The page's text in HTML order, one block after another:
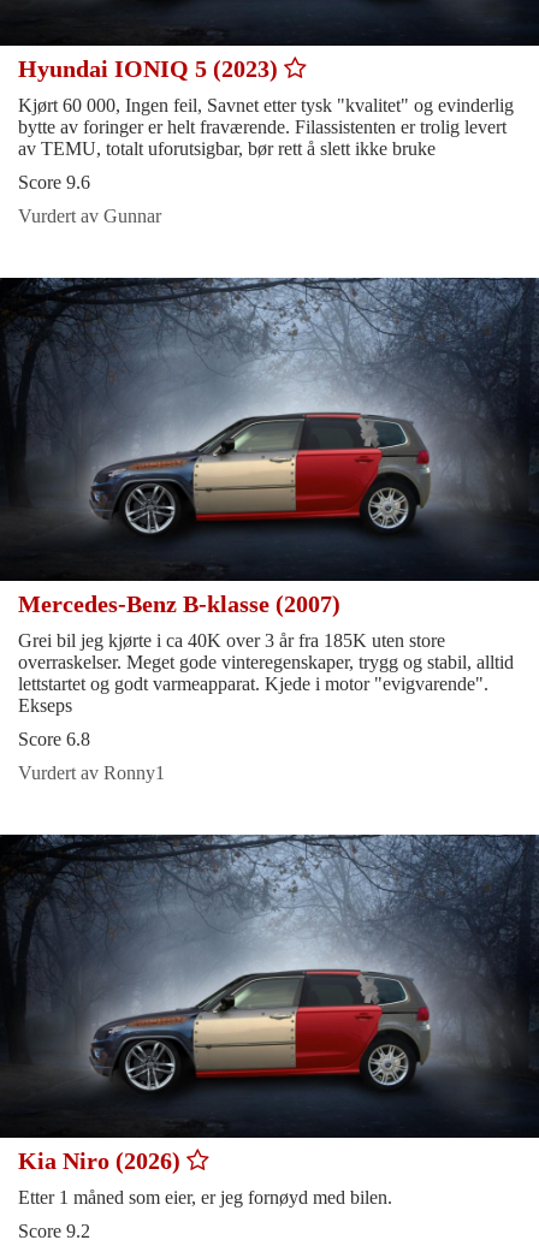
Hyundai IONIQ 5 (2023)
Kjørt 60 000, Ingen feil, Savnet etter tysk "kvalitet" og evinderlig
bytte av foringer er helt fraværende. Filassistenten er trolig levert
av TEMU, totalt uforutsigbar, bør rett å slett ikke bruke
Score 9.6
Vurdert av Gunnar
Mercedes-Benz B-klasse (2007)
Grei bil jeg kjørte i ca 40K over 3 år fra 185K uten store
overraskelser. Meget gode vinteregenskaper, trygg og stabil, alltid
lettstartet og godt varmeapparat. Kjede i motor "evigvarende".
Ekseps
Score 6.8
Vurdert av Ronny1
Kia Niro (2026)
Etter 1 måned som eier, er jeg fornøyd med bilen.
Score 9.2